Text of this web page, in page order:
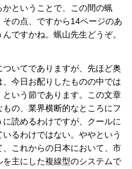
ということで、この間の蝋
の点、ですから14ページのあ
ですかね。蝋山先生どうぞ。
いてでありますが、先ほど奥
今日お配りしたものの中では
いう節であります。この文章
の、業界横断的なところにフ
読めるわけですが、クールに
るわけではない。ややという
これからの日本において、市
主にした複線型のシステムで